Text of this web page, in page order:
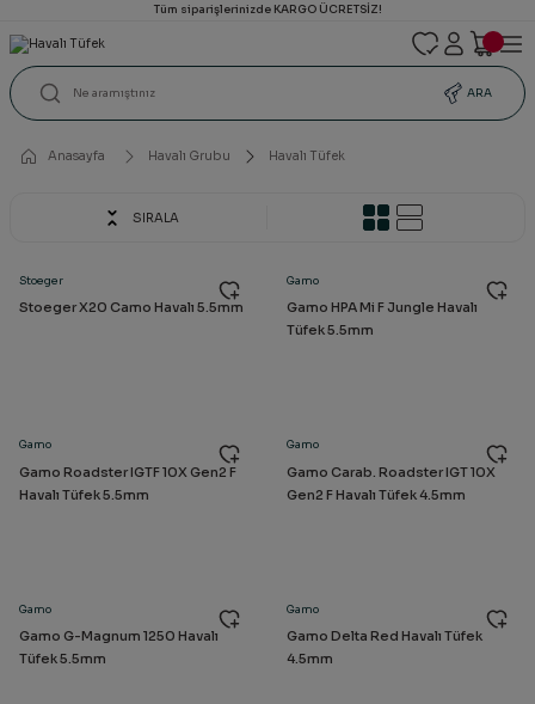
Tüm siparişlerinizde KARGO ÜCRETSİZ!
ARA
Anasayfa Havalı Grubu Havalı Tüfek
SIRALA
Stoeger
Stoeger X20 Camo Havalı 5.5mm
Gamo
Gamo HPA Mi F Jungle Havalı
Tüfek 5.5mm
Gamo
Gamo Roadster IGTF 10X Gen2 F
Havalı Tüfek 5.5mm
Gamo
Gamo Carab. Roadster IGT 10X
Gen2 F Havalı Tüfek 4.5mm
Gamo
Gamo G-Magnum 1250 Havalı
Tüfek 5.5mm
Gamo
Gamo Delta Red Havalı Tüfek
4.5mm